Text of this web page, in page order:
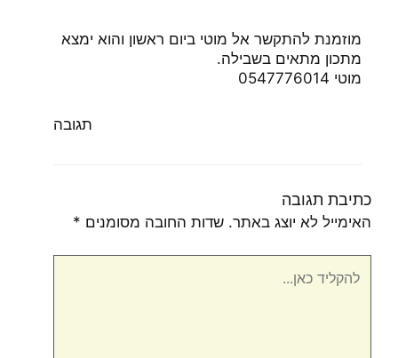
מוזמנת להתקשר אל מוטי ביום ראשון והוא ימצא
מתכון מתאים בשבילה.
מוטי 0547776014
תגובה
כתיבת תגובה
האימייל לא יוצג באתר. שדות החובה מסומנים *
כאן...